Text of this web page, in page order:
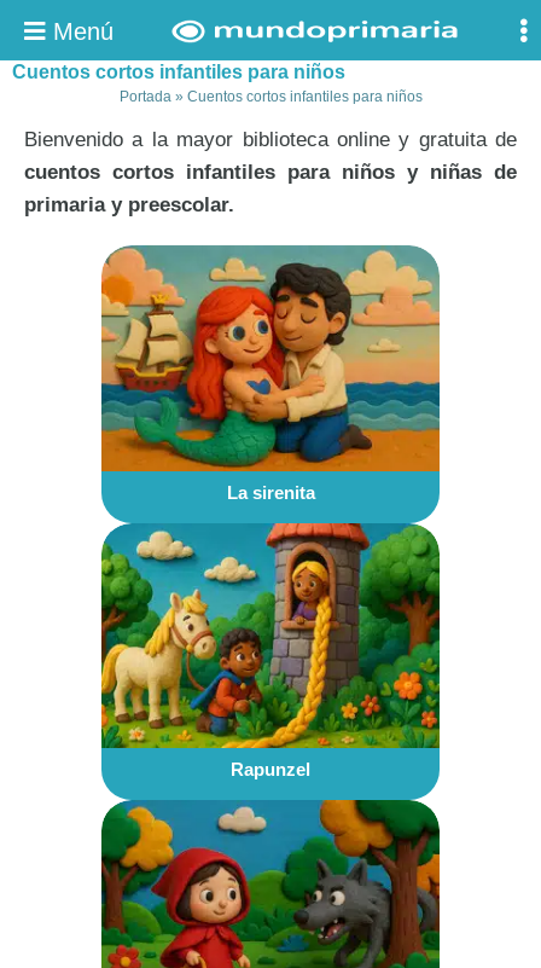
Menú
Cuentos cortos infantiles para niños
Portada» Cuentos cortos infantiles para niños
Bienvenido a la mayor biblioteca online y gratuita de
cuentos cortos infantiles para niños y niñas de
primaria y preescolar.
La sirenita
Rapunzel